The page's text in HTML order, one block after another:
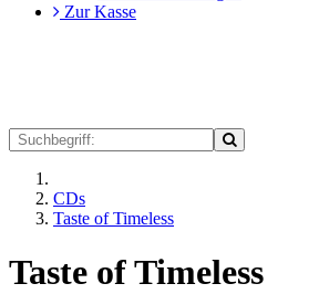
Zur Kasse
CDs
Taste of Timeless
Taste of Timeless